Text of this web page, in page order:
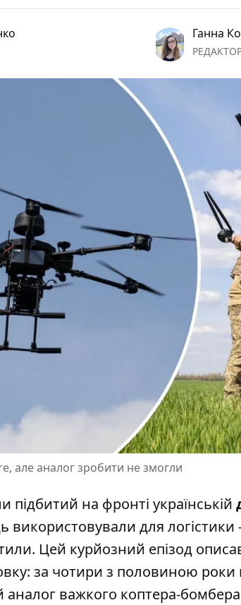
Ганна
але аналог зробити не змогли
на фронті українській
використовували для
Цей курйозний епізод
за чотири з половиною роки
аналог важкого коптера-